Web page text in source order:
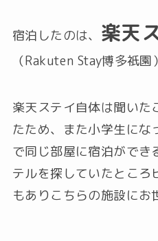
宿泊したのは、 楽天
（Rakuten Stay博多祇園
楽天ステイ自体は聞いた
たため、また小学生にな
で同じ部屋に宿泊ができ
テルを探していたところ
もありこちらの施設にお